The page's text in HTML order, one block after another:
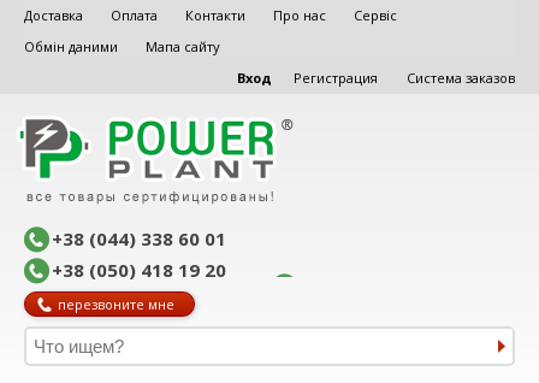
Доставка Оплата Контакти Про нас
Сервіс
Обмін даними
Мапа сайту
Вход
Регистрация Система заказов
+38 (044) 338 60 01
+38 (050) 418 19 20
перезвоните мне